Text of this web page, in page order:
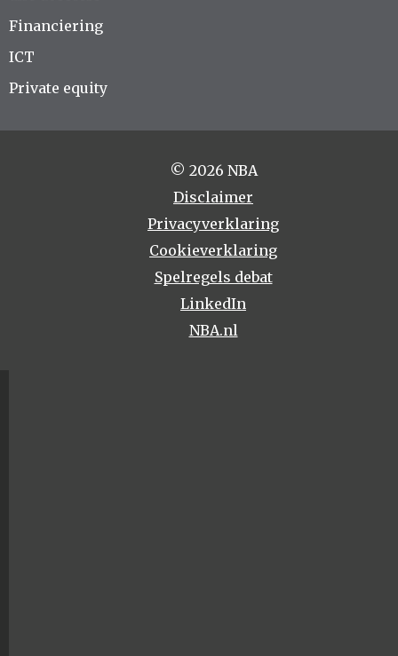
Financiering
ICT
Private equity
© 2026 NBA
Disclaimer
Privacyverklaring
Cookieverklaring
Spelregels debat
LinkedIn
NBA.nl